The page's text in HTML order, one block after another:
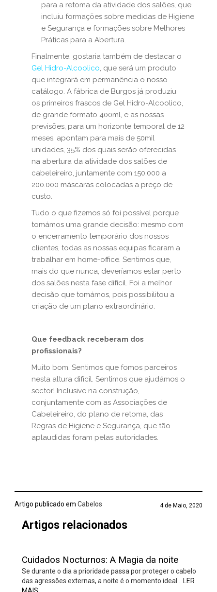
para a retoma da atividade dos salões, que
incluiu formações sobre medidas de Higiene
e Segurança e formações sobre Melhores
Práticas para a Abertura.
Finalmente, gostaria também de destacar o
Gel Hidro-Alcoolico, que será um produto
que integrará em permanência o nosso
catálogo. A fábrica de Burgos já produziu
os primeiros frascos de Gel Hidro-Alcoolico,
de grande formato 400ml, e as nossas
previsões, para um horizonte temporal de 12
meses, apontam para mais de 50mil
unidades, 35% dos quais serão oferecidas
na abertura da atividade dos salões de
cabeleireiro, juntamente com 150.000 a
200.000 máscaras colocadas a preço de
custo.
Tudo o que fizemos só foi possível porque
tomámos uma grande decisão: mesmo com
o encerramento temporário dos nossos
clientes, todas as nossas equipas ficaram a
trabalhar em home-office. Sentimos que,
mais do que nunca, deveríamos estar perto
dos salões nesta fase difícil. Foi a melhor
decisão que tomámos, pois possibilitou a
criação de um plano extraordinário.
Que feedback receberam dos
profissionais?
Muito bom. Sentimos que fomos parceiros
nesta altura difícil. Sentimos que ajudámos o
sector! Inclusive na construção,
conjuntamente com as Associações de
Cabeleireiro, do plano de retoma, das
Regras de Higiene e Segurança, que tão
aplaudidas foram pelas autoridades.
Artigo publicado em Cabelos 4 de Maio, 2020
Artigos relacionados
Cuidados Nocturnos: A Magia da noite
Se durante o dia a prioridade passa por proteger o cabelo
das agressões externas, a noite é o momento ideal…
LER